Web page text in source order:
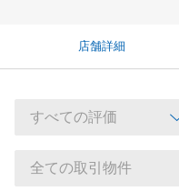
店舗詳細